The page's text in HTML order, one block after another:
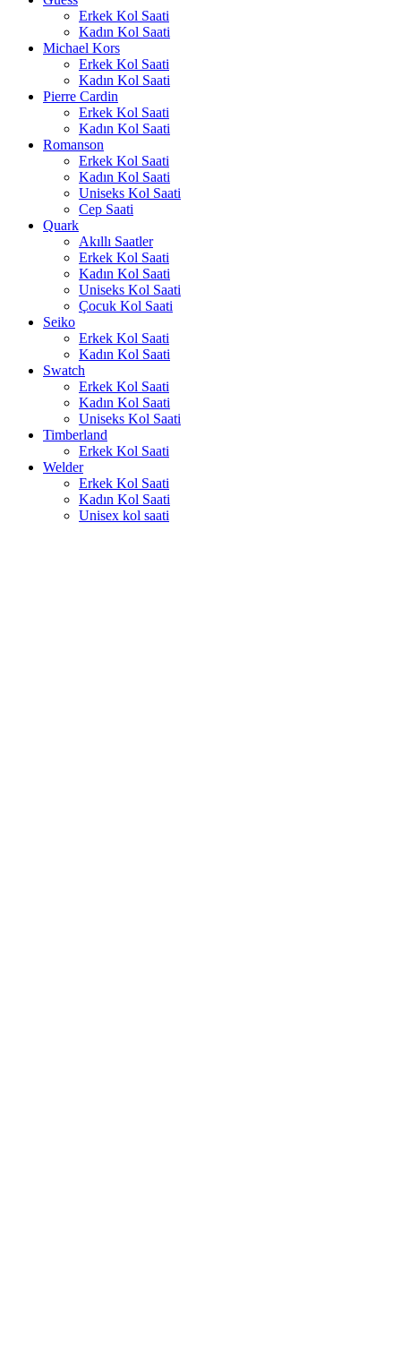
Erkek Kol Saati
Kadın Kol Saati
Michael Kors
Erkek Kol Saati
Kadın Kol Saati
Pierre Cardin
Erkek Kol Saati
Kadın Kol Saati
Romanson
Erkek Kol Saati
Kadın Kol Saati
Uniseks Kol Saati
Cep Saati
Quark
Akıllı Saatler
Erkek Kol Saati
Kadın Kol Saati
Uniseks Kol Saati
Çocuk Kol Saati
Seiko
Erkek Kol Saati
Kadın Kol Saati
Swatch
Erkek Kol Saati
Kadın Kol Saati
Uniseks Kol Saati
Timberland
Erkek Kol Saati
Welder
Erkek Kol Saati
Kadın Kol Saati
Unisex kol saati